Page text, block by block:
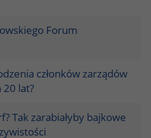
Forum
członków zarządów
lat?
Tak zarabiałyby bajkowe